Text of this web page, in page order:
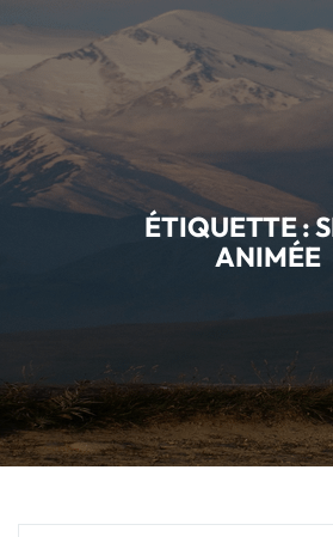
ÉTIQUETTE :
ANIMÉE